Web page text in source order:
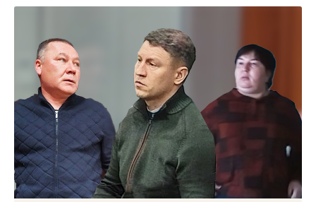
рублей.
Когда брат Шарапова уволился, последний
«привел» ему на замену своего знакомого
ВалерияЗайчикова
, заявив ему, что устроиться
на работу надо будет только по бумагам, а
трудиться за него, мол, станет он сам. Зайчиков
согласился, и все случилось уже по старой
схеме, уверено обвинение. С мая 2022-го по март
2024-го МУП перевело Зайчикову за «работу»